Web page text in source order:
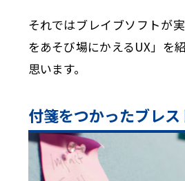
それではブレイブソフトが
をあそび場にかえるUX」を
思います。
付箋をつかったブレス